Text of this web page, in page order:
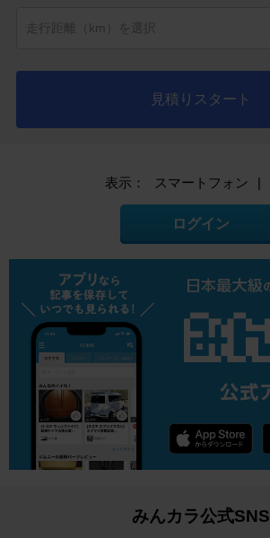
見積りスタート
表示： スマートフォン
ログイン
みんカラ公式SNS